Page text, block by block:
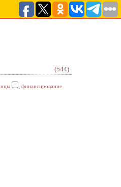
(544)
, финансирование